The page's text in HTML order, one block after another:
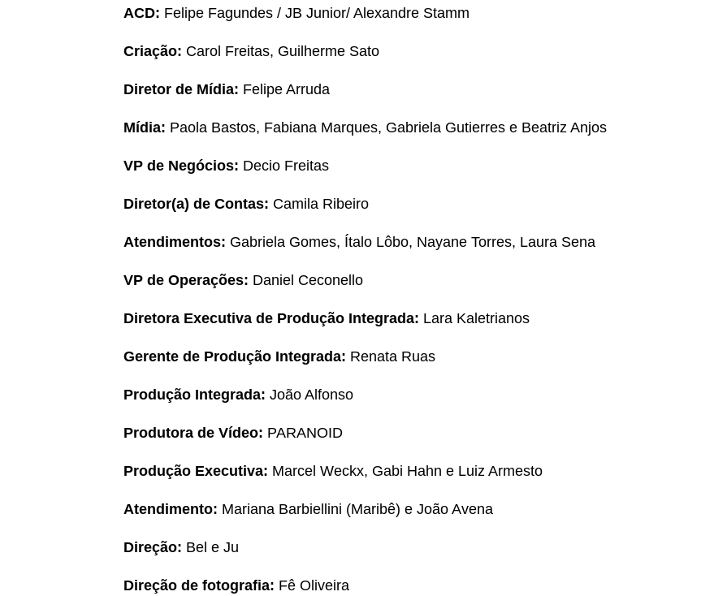
ACD: Felipe Fagundes / JB Junior/ Alexandre Stamm
Criação: Carol Freitas, Guilherme Sato
Diretor de Mídia: Felipe Arruda
Mídia: Paola Bastos, Fabiana Marques, Gabriela Gutierres e Beatriz Anjos
VP de Negócios: Decio Freitas
Diretor(a) de Contas: Camila Ribeiro
Atendimentos: Gabriela Gomes, Ítalo Lôbo, Nayane Torres, Laura Sena
VP de Operações: Daniel Ceconello
Diretora Executiva de Produção Integrada: Lara Kaletrianos
Gerente de Produção Integrada: Renata Ruas
Produção Integrada: João Alfonso
Produtora de Vídeo: PARANOID
Produção Executiva: Marcel Weckx, Gabi Hahn e Luiz Armesto
Atendimento: Mariana Barbiellini (Maribê) e João Avena
Direção: Bel e Ju
Direção de fotografia: Fê Oliveira